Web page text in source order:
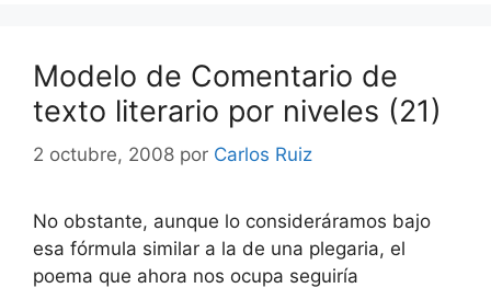
Modelo de Comentario de
texto literario por niveles (21)
2 octubre, 2008 por Carlos Ruiz
No obstante, aunque lo consideráramos bajo
esa fórmula similar a la de una plegaria, el
poema que ahora nos ocupa seguiría